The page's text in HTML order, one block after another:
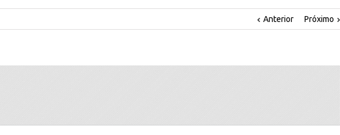
Anterior Próximo